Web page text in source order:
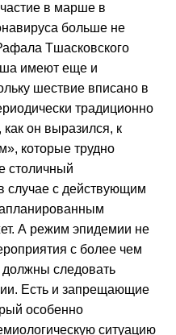
в марше в
больше не
Тшасковского
имеют еще и
шествие вписано в
традиционно
он выразился, к
которые трудно
столичный
случае с действующим
А режим эпидемии не
с более чем
должны следовать
Есть и запрещающие
особенно
ситуацию